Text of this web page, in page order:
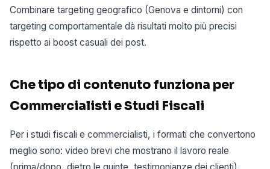
Combinare targeting geografico (Genova e dintorni) con
targeting comportamentale dà risultati molto più precisi
rispetto ai boost casuali dei post.
Che tipo di contenuto funziona per
Commercialisti e Studi Fiscali
Per i studi fiscali e commercialisti, i formati che convertono
meglio sono: video brevi che mostrano il lavoro reale